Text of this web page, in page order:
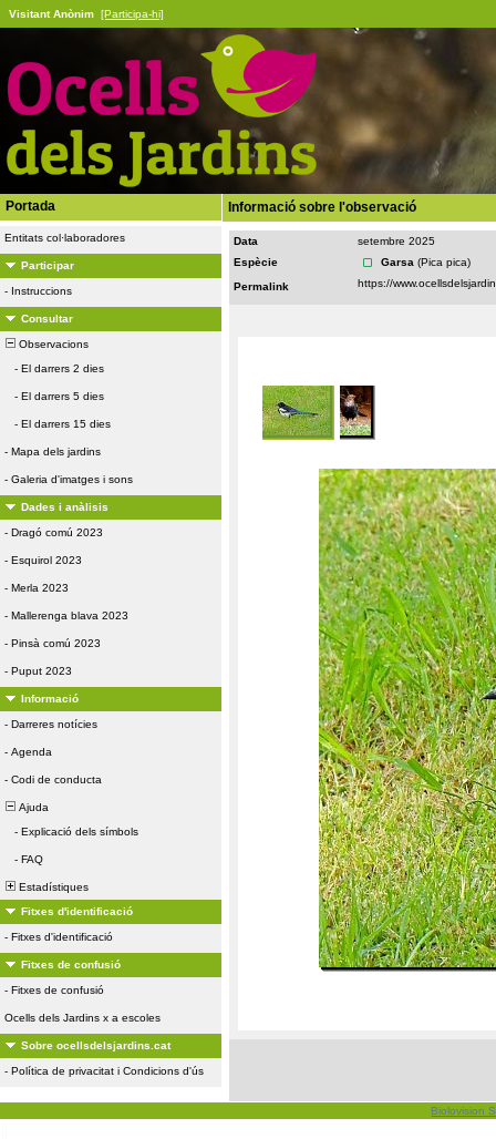
Visitant Anònim [Participa-hi]
Portada
Entitats col·laboradores
Participar
- Instruccions
Consultar
Observacions
- El darrers 2 dies
- El darrers 5 dies
- El darrers 15 dies
- Mapa dels jardins
- Galeria d'imatges i sons
Dades i anàlisis
- Dragó comú 2023
- Esquirol 2023
- Merla 2023
- Mallerenga blava 2023
- Pinsà comú 2023
- Puput 2023
Informació
- Darreres notícies
- Agenda
- Codi de conducta
Ajuda
- Explicació dels símbols
- FAQ
Estadístiques
Fitxes d'identificació
- Fitxes d'identificació
Fitxes de confusió
- Fitxes de confusió
Ocells dels Jardins x a escoles
Sobre ocellsdelsjardins.cat
- Política de privacitat i Condicions d'ús
Informació sobre l'observació
Data
setembre 2025
Espècie
Garsa (Pica pica)
Permalink
Biolovision